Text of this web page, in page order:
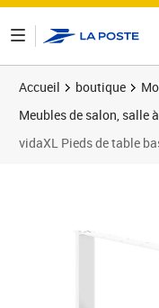
Accueil boutique
Meubles de salon, salle
vidaXL Pieds de table